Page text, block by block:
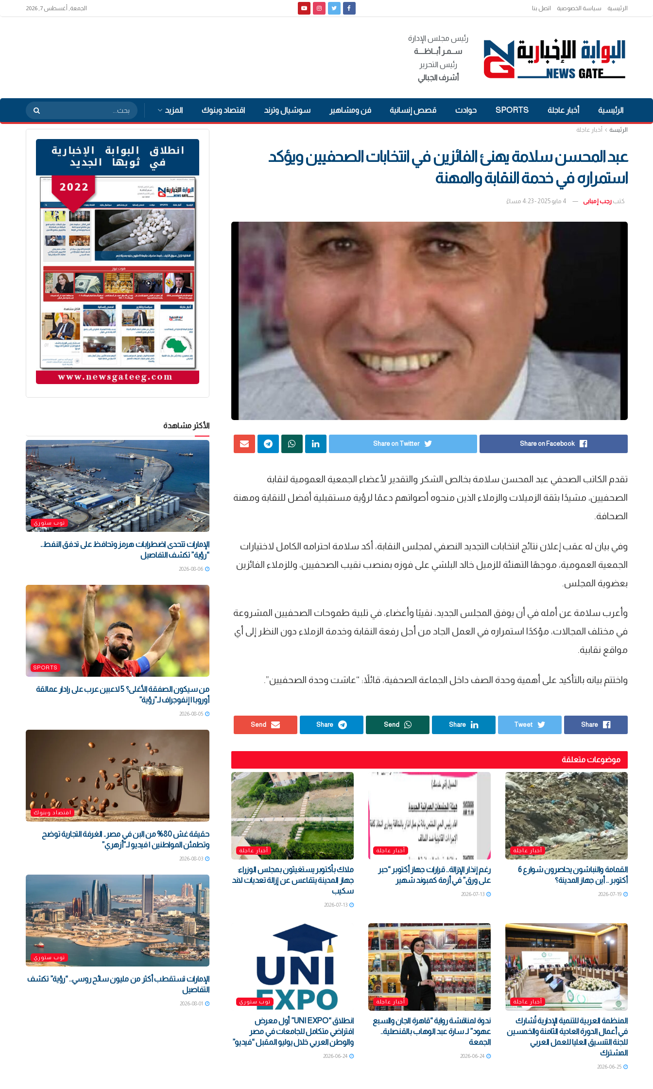
الرئيسية سياسة الخصوصية اتصل بنا الجمعة, أغسطس 7, 2026
رئيس مجلس الإدارة
ســمـر أبــاظــــة
رئيس التحرير
أشرف الجبالي
الرئيسية أخبار عاجلة SPORTS حوادث قصص إنسانية فن ومشاهير سوشيال وترند اقتصاد وبنوك المزيد
الرئيسة أخبار عاجلة
عبد المحسن سلامة يهنئ الفائزين في انتخابات الصحفيين ويؤكد
استمراره في خدمة النقابة والمهنة
كتب رجب إمبابى 4 مايو 2025 - 4:23 مساءً
Share on Facebook
Share on Twitter
تقدم الكاتب الصحفي عبد المحسن سلامة بخالص الشكر والتقدير لأعضاء الجمعية العمومية لنقابة
الصحفيين، مشيدًا بثقة الزميلات والزملاء الذين منحوه أصواتهم دعمًا لرؤية مستقبلية أفضل للنقابة ومهنة
الصحافة.
وفي بيان له عقب إعلان نتائج انتخابات التجديد النصفي لمجلس النقابة، أكد سلامة احترامه الكامل لاختيارات
الجمعية العمومية، موجهًا التهنئة للزميل خالد البلشي على فوزه بمنصب نقيب الصحفيين، وللزملاء الفائزين
بعضوية المجلس.
وأعرب سلامة عن أمله في أن يوفق المجلس الجديد، نقيبًا وأعضاء، في تلبية طموحات الصحفيين المشروعة
في مختلف المجالات، مؤكدًا استمراره في العمل الجاد من أجل رفعة النقابة وخدمة الزملاء دون النظر إلى أي
مواقع نقابية.
واختتم بيانه بالتأكيد على أهمية وحدة الصف داخل الجماعة الصحفية، قائلاً: “عاشت وحدة الصحفيين”.
Share
Tweet
Share
Send
Share
Send
موضوعات متعلقة
أخبار عاجلة
القمامة والنباشون يحاصرون شوارع 6
أكتوبر .. أين جهاز المدينة؟
2026-07-19
أخبار عاجلة
رغم إنذار الإزالة.. قرارات جهاز أكتوبر “حبر
على ورق” في أزمة كمبوند شهير
2026-07-13
أخبار عاجلة
ملاك بأكتوبر يستغيثون بمجلس الوزراء:
جهاز المدينة يتقاعس عن إزالة تعديات لاند
سكيب
2026-07-13
أخبار عاجلة
المنظمة العربية للتنمية الإدارية تُشارك
في أعمال الدورة العادية الثامنة والخمسين
للجنة التنسيق العليا للعمل العربي
المشترك
2026-06-25
أخبار عاجلة
ندوة لمناقشة رواية “قاهرة الجان والسبع
عهود” لـ سارة عبد الوهاب بالقنصلية..
الجمعة
2026-06-24
توب ستوري
انطلاق “UNI EXPO” أول معرض
افتراضي متكامل للجامعات في مصر
والوطن العربي خلال يوليو المقبل “فيديو”
2026-06-24
الأكثر مشاهدة
توب ستوري
الإمارات تتحدى اضطرابات هرمز وتحافظ على تدفق النفط..
“رؤية” تكشف التفاصيل
2026-08-06
SPORTS
من سيكون الصفقة الأغلى؟ 5 لاعبين عرب على رادار عمالقة
أوروبا | إنفوجراف لـ”رؤية”
2026-08-05
اقتصاد وبنوك
حقيقة غش 80% من البن في مصر.. الغرفة التجارية توضح
وتطمئن المواطنين | فيديو لـ”أزهري”
2026-08-03
توب ستوري
الإمارات تستقطب أكثر من مليون سائح روسي.. “رؤية” تكشف
التفاصيل